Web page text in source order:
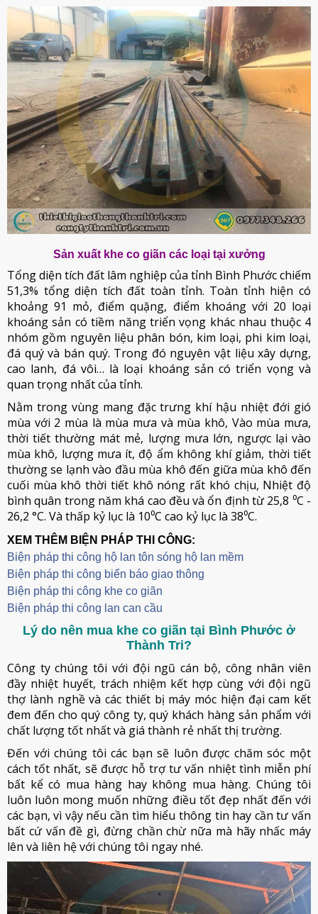
Sản xuất khe co giãn các loại tại xưởng
Tổng diện tích đất lâm nghiệp của tỉnh Bình Phước chiếm
51,3% tổng diện tích đất toàn tỉnh. Toàn tỉnh hiện có
khoảng 91 mỏ, điểm quặng, điểm khoáng với 20 loại
khoáng sản có tiềm năng triển vọng khác nhau thuộc 4
nhóm gồm nguyên liệu phân bón, kim loại, phi kim loại,
đá quý và bán quý. Trong đó nguyên vật liệu xây dựng,
cao lanh, đá vôi… là loại khoáng sản có triển vọng và
quan trọng nhất của tỉnh.
Nằm trong vùng mang đặc trưng khí hậu nhiệt đới gió
mùa với 2 mùa là mùa mưa và mùa khô, Vào mùa mưa,
thời tiết thường mát mẻ, lượng mưa lớn, ngược lại vào
mùa khô, lượng mưa ít, độ ẩm không khí giảm, thời tiết
thường se lạnh vào đầu mùa khô đến giữa mùa khô đến
cuối mùa khô thời tiết khô nóng rất khó chịu, Nhiệt độ
bình quân trong năm khá cao đều và ổn định từ 25,8 ⁰C -
26,2 °C. Và thấp kỷ lục là 10⁰C cao kỷ lục là 38⁰C.
XEM THÊM BIỆN PHÁP THI CÔNG:
Biện pháp thi công hộ lan tôn sóng hộ lan mềm
Biện pháp thi công biển báo giao thông
Biện pháp thi công khe co giãn
Biện pháp thi công lan can cầu
Lý do nên mua khe co giãn tại Bình Phước ở
Thành Tri?
Công ty chúng tôi với đội ngũ cán bộ, công nhân viên
đầy nhiệt huyết, trách nhiệm kết hợp cùng với đội ngũ
thợ lành nghề và các thiết bị máy móc hiện đại cam kết
đem đến cho quý công ty, quý khách hàng sản phẩm với
chất lượng tốt nhất và giá thành rẻ nhất thị trường.
Đến với chúng tôi các bạn sẽ luôn được chăm sóc một
cách tốt nhất, sẽ được hỗ trợ tư vấn nhiệt tình miễn phí
bất kể có mua hàng hay không mua hàng. Chúng tôi
luôn luôn mong muốn những điều tốt đẹp nhất đến với
các bạn, vì vậy nếu cần tìm hiểu thông tin hay cần tư vấn
bất cứ vấn đề gì, đừng chần chừ nữa mà hãy nhấc máy
lên và liên hệ với chúng tôi ngay nhé.